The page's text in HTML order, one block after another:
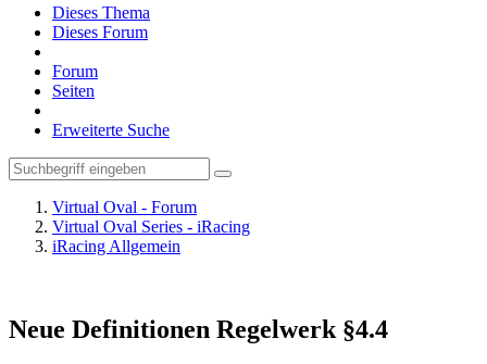
Dieses Thema
Dieses Forum
Forum
Seiten
Erweiterte Suche
Virtual Oval - Forum
Virtual Oval Series - iRacing
iRacing Allgemein
Neue Definitionen Regelwerk §4.4